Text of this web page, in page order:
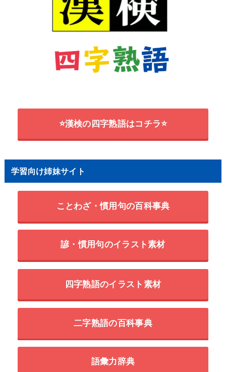
⭐漢検の四字熟語はコチラ⭐
学習向け姉妹サイト
ことわざ・慣用句の百科事典
諺・慣用句のイラスト素材
四字熟語のイラスト素材
二字熟語の百科事典
語彙力辞典